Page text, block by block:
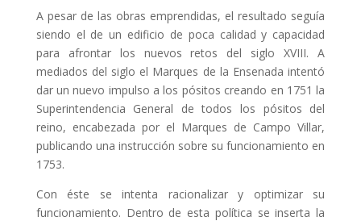
A pesar de las obras emprendidas, el resultado seguía
siendo el de un edificio de poca calidad y capacidad
para afrontar los nuevos retos del siglo XVIII. A
mediados del siglo el Marques de la Ensenada intentó
dar un nuevo impulso a los pósitos creando en 1751 la
Superintendencia General de todos los pósitos del
reino, encabezada por el Marques de Campo Villar,
publicando una instrucción sobre su funcionamiento en
1753.
Con éste se intenta racionalizar y optimizar su
funcionamiento. Dentro de esta política se inserta la